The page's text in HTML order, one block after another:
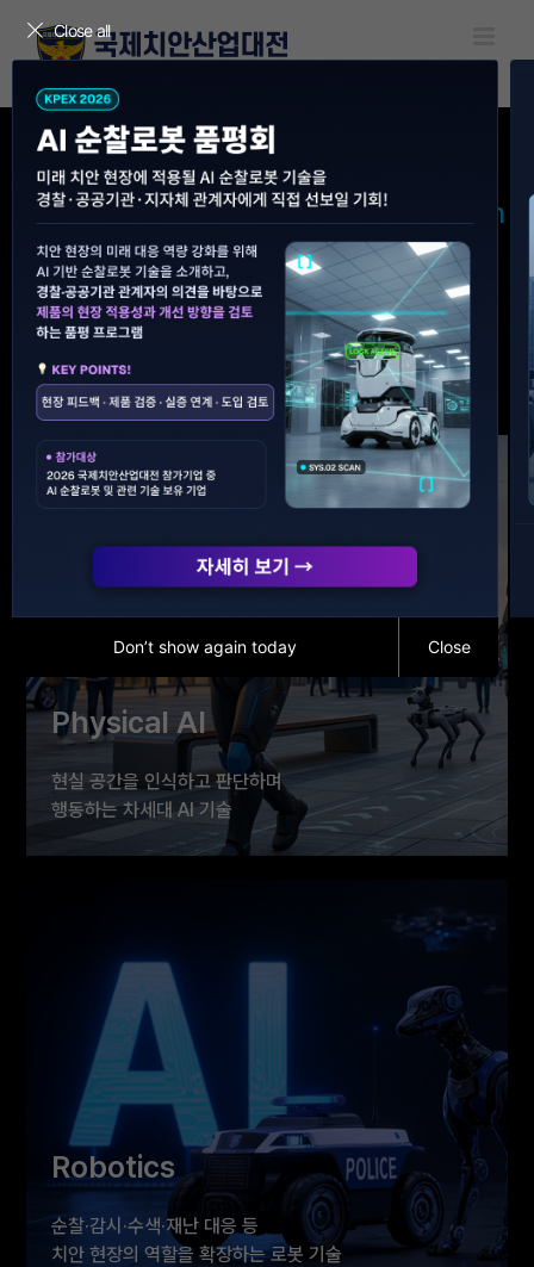
content
KPEX 2026 FOCUS
Physical AI & Robotics & Information
Security & AI Startup
#순찰로봇 #드론
#디지털범죄대응
#스마트시티
Physical AI
현실 공간을 인식하고 판단하며
행동하는 차세대 AI 기술
Robotics
순찰·감시·수색·재난 대응 등
치안 현장의 역할을 확장하는 로봇 기술
Close all
Don’t show again today Close